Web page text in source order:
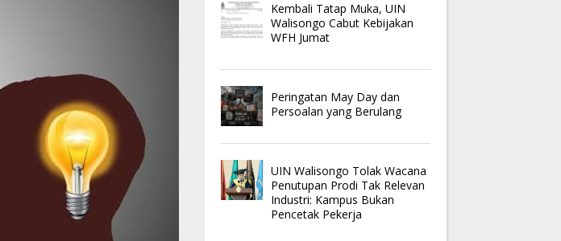
Kembali Tatap Muka, UIN
Walisongo Cabut Kebijakan
WFH Jumat
Peringatan May Day dan
Persoalan yang Berulang
UIN Walisongo Tolak Wacana
Penutupan Prodi Tak Relevan
Industri: Kampus Bukan
Pencetak Pekerja